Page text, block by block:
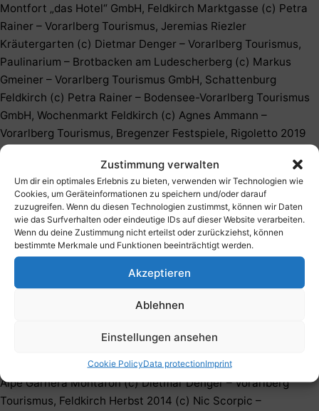
Zustimmung verwalten
Um dir ein optimales Erlebnis zu bieten, verwenden wir Technologien wie
Cookies, um Geräteinformationen zu speichern und/oder darauf
zuzugreifen. Wenn du diesen Technologien zustimmst, können wir Daten
wie das Surfverhalten oder eindeutige IDs auf dieser Website verarbeiten.
Wenn du deine Zustimmung nicht erteilst oder zurückziehst, können
bestimmte Merkmale und Funktionen beeinträchtigt werden.
Akzeptieren
Ablehnen
Einstellungen ansehen
Cookie PolicyData protectionImprint
Montfort „das Hotel“ GmbH, Feldkirch Marktgasse (c) Petra
Rainer – Vorarlberg Tourismus, Jeremias Riezler
Kräutergarten (c) Dietmar Denger – Vorarlberg Tourismus,
Paulinarium – Brotbacken am Ludescherberg (c) Markus
Gmeiner – Vorarlberg Tourismus GmbH, Schattenburg
Feldkirch (c) Petra Rainer – Bodensee-Vorarlberg Tourismus
GmbH, Wochenmarkt Feldkirch (c) Agnes Ammann –
Vorarlberg Tourismus, Bregenzer Festspiele, Rigoletto 2019
(c) Karl Forster – Bregenzer Festspiele, inatura und
Kunstraum Dornbirn (c) Darko Todorovic – Vorarlberg
Tourismus, Landesbibliothek Bregenz (c) Petra Rainer –
Vorarlberg Tourismus, Montforthaus Feldkirch (c) Petra
Rainer – Bodensee-Vorarlberg Tourismus GmbH, poolbar
Festival (c) Matthias Rhomberg – poolbar Festival, Rolls-
Royce Museum Dornbirn (c) Petra Rainer – Bodensee-
Vorarlberg Tourismus GmbH, vorarlberg museum (c) Adolf
Seewaldsee (c) Dietmar Denger – Vorarlberg Tourismus,
Biken Hohe Kugel (c) Florian Strigel – Vorarlberg Tourismus,
E-Bike Bregenz (c) Peter Mathis – Vorarlberg Tourismus, Alpe
Garnera (c) Dietmar Denger – Vorarlberg Tourismus, Jause
Alpe Garnera Montafon (c) Dietmar Denger – Vorarlberg
Tourismus, Feldkirch Herbst 2014 (c) Nic Scorpic –